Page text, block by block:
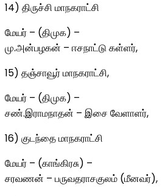
14) திருச்சி மாநகராட்சி
மேயர் – (திமுக) –
மு.அன்பழகன் – ஈசநாட்டு கள்ளர்,
15) தஞ்சாவூர் மாநகராட்சி,
மேயர் – (திமுக) –
சண்.இராமநாதன் – இசை வேளாளர்,
16) குடந்தை மாநகராட்சி
மேயர் – (காங்கிரசு) –
சரவணன் – பருவதராசகுலம் (மீனவர்),